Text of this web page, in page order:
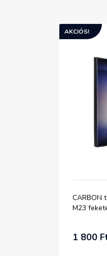
AKCIÓS!
CARBON
M23
1 800